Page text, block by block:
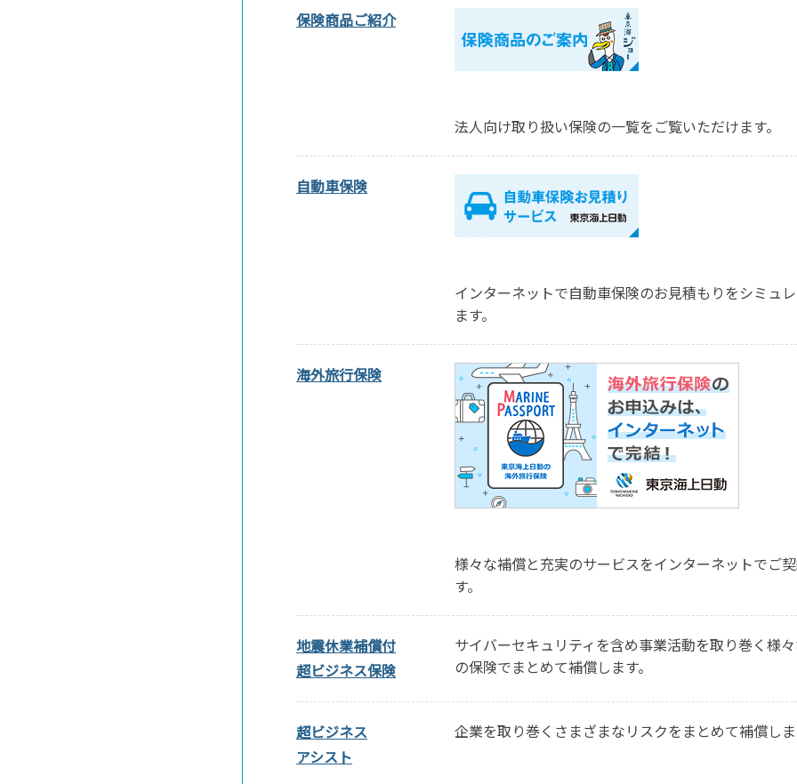
保険商品ご紹介
法人向け取り扱い保険の一覧をご覧いただけます。
自動車保険
インターネットで自動車保険のお見積もりをシミュ
ます。
海外旅行保険
様々な補償と充実のサービスをインターネットでご
す。
地震休業補償付
超ビジネス保険
サイバーセキュリティを含め事業活動を取り巻く様
の保険でまとめて補償します。
超ビジネス
アシスト
企業を取り巻くさまざまなリスクをまとめて補償し